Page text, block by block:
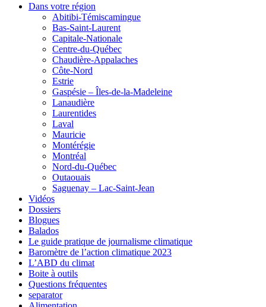
Dans votre région
Abitibi-Témiscamingue
Bas-Saint-Laurent
Capitale-Nationale
Centre-du-Québec
Chaudière-Appalaches
Côte-Nord
Estrie
Gaspésie – Îles-de-la-Madeleine
Lanaudière
Laurentides
Laval
Mauricie
Montérégie
Montréal
Nord-du-Québec
Outaouais
Saguenay – Lac-Saint-Jean
Vidéos
Dossiers
Blogues
Balados
Le guide pratique de journalisme climatique
Baromètre de l’action climatique 2023
L’ABD du climat
Boite à outils
Questions fréquentes
separator